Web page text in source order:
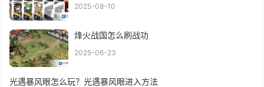
2025-08-10
烽火战国怎么刷战功
2025-06-23
光遇暴风眼怎么玩？光遇暴风眼进入方法